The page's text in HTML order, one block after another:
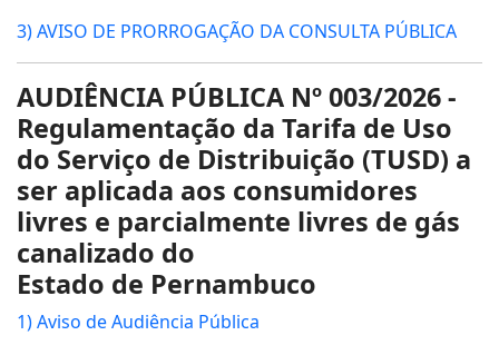
3) AVISO DE PRORROGAÇÃO DA CONSULTA PÚBLICA
AUDIÊNCIA PÚBLICA Nº 003/2026 -
Regulamentação da Tarifa de Uso
do Serviço de Distribuição (TUSD) a
ser aplicada aos consumidores
livres e parcialmente livres de gás
canalizado do
Estado de Pernambuco
1) Aviso de Audiência Pública